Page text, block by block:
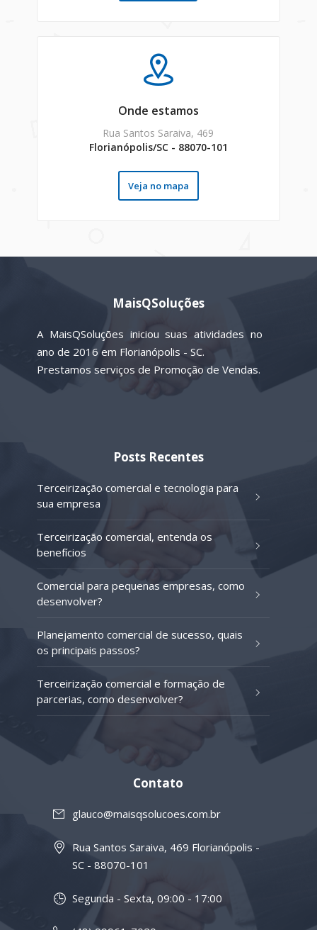
Onde estamos
Rua Santos Saraiva, 469
Florianópolis/SC - 88070-101
Veja no mapa
MaisQSoluções
A MaisQSoluções iniciou suas atividades no
ano de 2016 em Florianópolis - SC.
Prestamos serviços de Promoção de Vendas.
Posts Recentes
Terceirização comercial e tecnologia para
sua empresa
Terceirização comercial, entenda os
benefícios
Comercial para pequenas empresas, como
desenvolver?
Planejamento comercial de sucesso, quais
os principais passos?
Terceirização comercial e formação de
parcerias, como desenvolver?
Contato
glauco@maisqsolucoes.com.br
Rua Santos Saraiva, 469 Florianópolis -
SC - 88070-101
Segunda - Sexta, 09:00 - 17:00